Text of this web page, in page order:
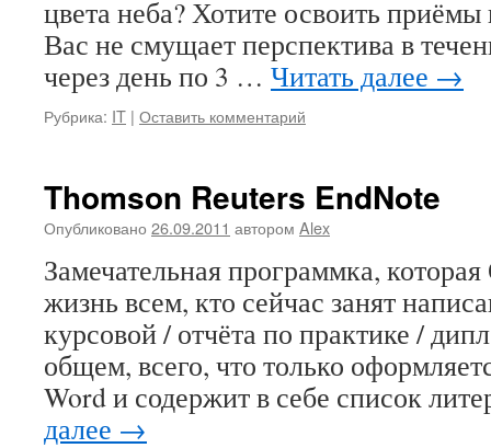
цвета неба? Хотите освоить
Вас не смущает перспектива в
через день по 3 … Читать далее →
Рубрика: IT | Оставить комментарий
Thomson Reuters EndNote
Опубликовано 26.09.2011 автором Alex
Замечательная программка,
жизнь всем, кто сейчас занят
курсовой / отчёта по практике /
общем, всего, что только
Word и содержит в себе список
далее →